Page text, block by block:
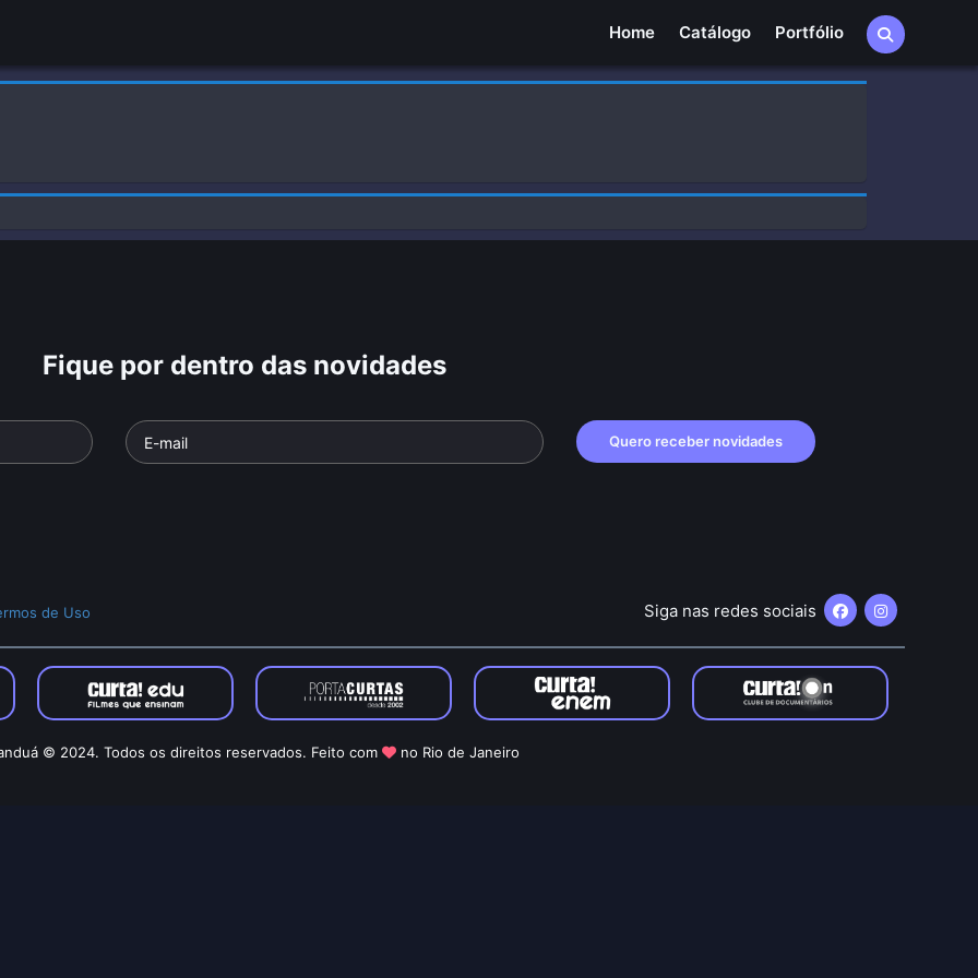
Home Catálogo Portfólio
Home
Fique por dentro das novidades
Quero receber novidades
de Uso Siga nas redes sociais
© 2024. Todos os direitos reservados. Feito com no Rio de Janeiro